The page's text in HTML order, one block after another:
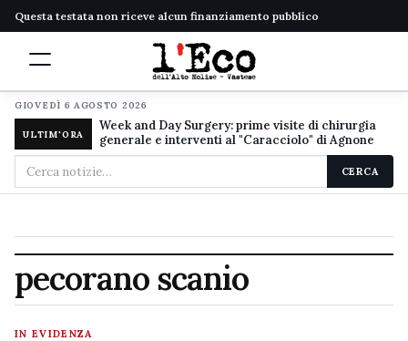
Questa testata non riceve alcun finanziamento pubblico
GIOVEDÌ 6 AGOSTO 2026
ULTIM'ORA
Week and Day Surgery: prime visite di chirurgia
generale e interventi al "Caracciolo" di Agnone
Cerca
nel
CERCA
pecorano scanio
IN EVIDENZA